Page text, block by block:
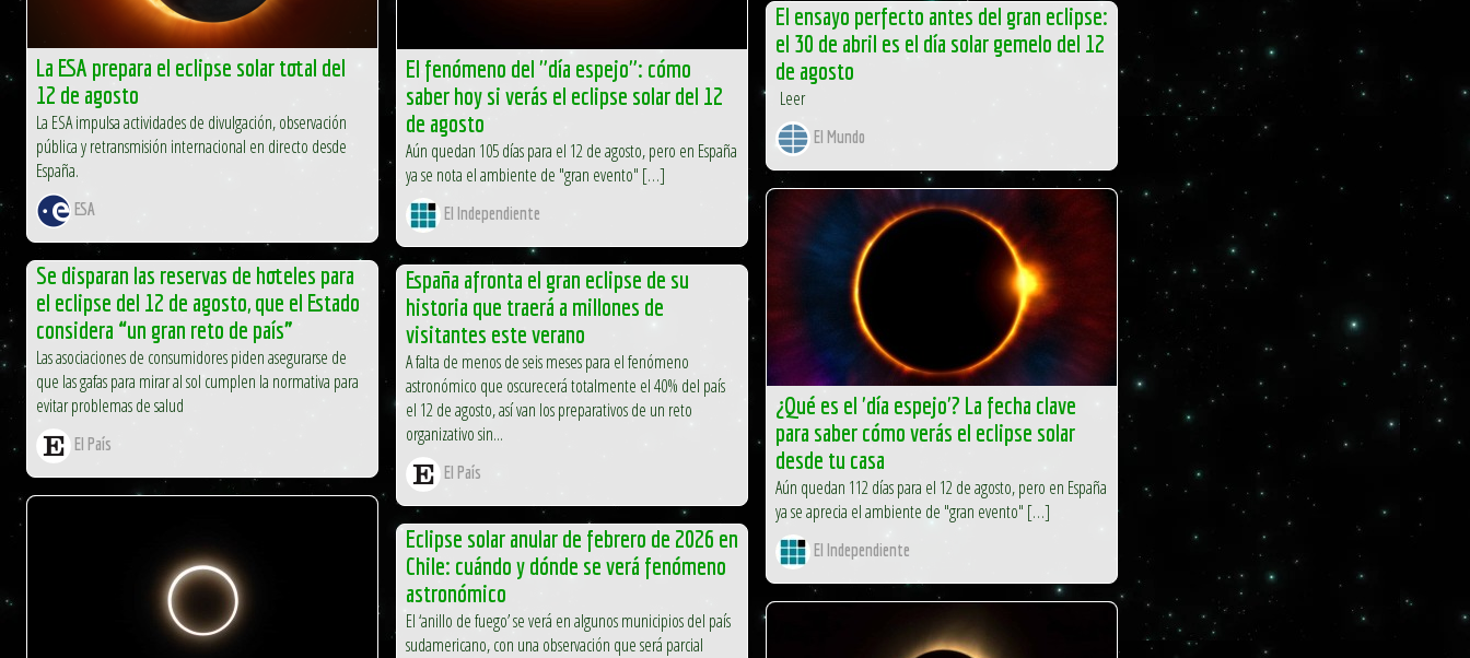
La ESA prepara el eclipse solar total del
12 de agosto
La ESA impulsa actividades de divulgación, observación
pública y retransmisión internacional en directo desde
España.
ESA
El fenómeno del "día espejo": cómo
saber hoy si verás el eclipse solar del 12
de agosto
Aún quedan 105 días para el 12 de agosto, pero en España
ya se nota el ambiente de "gran evento" […]
El Independiente
El ensayo perfecto antes del gran eclipse:
el 30 de abril es el día solar gemelo del 12
de agosto
Leer
El Mundo
¿Qué es el 'día espejo'? La fecha clave
para saber cómo verás el eclipse solar
desde tu casa
Aún quedan 112 días para el 12 de agosto, pero en España
ya se aprecia el ambiente de "gran evento" […]
El Independiente
Se disparan las reservas de hoteles para
el eclipse del 12 de agosto, que el Estado
considera “un gran reto de país”
Las asociaciones de consumidores piden asegurarse de
que las gafas para mirar al sol cumplen la normativa para
evitar problemas de salud
El País
España afronta el gran eclipse de su
historia que traerá a millones de
visitantes este verano
A falta de menos de seis meses para el fenómeno
astronómico que oscurecerá totalmente el 40% del país
el 12 de agosto, así van los preparativos de un reto
organizativo sin...
El País
Eclipse solar anular de febrero de 2026 en
Chile: cuándo y dónde se verá fenómeno
astronómico
El ‘anillo de fuego’ se verá en algunos municipios del país
sudamericano, con una observación que será parcial